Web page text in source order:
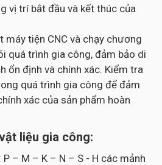
vị trí bắt đầu và kết thúc của
máy tiện CNC và chạy chương
quá trình gia công, đảm bảo di
ổn định và chính xác. Kiểm tra
quá trình gia công để đảm
xác của sản phẩm hoàn
liệu gia công:
– M – K – N – S - H các mảnh